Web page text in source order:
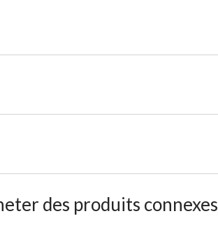
des produits connexes